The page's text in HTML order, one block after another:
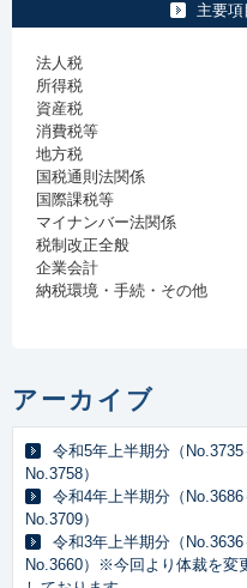
主要項
法人税
所得税
資産税
消費税等
地方税
国税通則法関係
国際課税等
マイナンバー法関係
税制改正全般
企業会計
納税環境・手続・その他
アーカイブ
令和5年上半期分（No.3735
No.3758）
令和4年上半期分（No.3686
No.3709）
令和3年上半期分（No.3636
No.3660）※今回より体裁を変